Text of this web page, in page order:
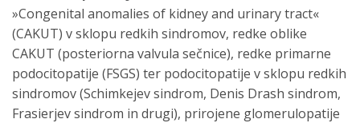
»Congenital anomalies of kidney and urinary tract«
(CAKUT) v sklopu redkih sindromov, redke oblike
CAKUT (posteriorna valvula sečnice), redke primarne
podocitopatije (FSGS) ter podocitopatije v sklopu redkih
sindromov (Schimkejev sindrom, Denis Drash sindrom,
Frasierjev sindrom in drugi), prirojene glomerulopatije